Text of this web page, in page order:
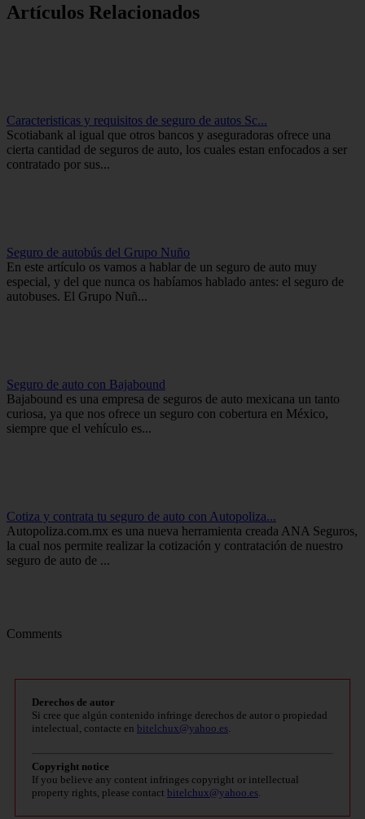
Artículos Relacionados
Caracteristicas y requisitos de seguro de autos Sc...
Scotiabank al igual que otros bancos y aseguradoras ofrece una
cierta cantidad de seguros de auto, los cuales estan enfocados a ser
contratado por sus...
Seguro de autobús del Grupo Nuño
En este artículo os vamos a hablar de un seguro de auto muy
especial, y del que nunca os habíamos hablado antes: el seguro de
autobuses. El Grupo Nuñ...
Seguro de auto con Bajabound
Bajabound es una empresa de seguros de auto mexicana un tanto
curiosa, ya que nos ofrece un seguro con cobertura en México,
siempre que el vehículo es...
Cotiza y contrata tu seguro de auto con Autopoliza...
Autopoliza.com.mx es una nueva herramienta creada ANA Seguros,
la cual nos permite realizar la cotización y contratación de nuestro
seguro de auto de ...
Comments
Derechos de autor
Si cree que algún contenido infringe derechos de autor o propiedad
intelectual, contacte en bitelchux@yahoo.es
Copyright notice
If you believe any content infringes copyright or intellectual
property rights, please contact bitelchux@yahoo.es